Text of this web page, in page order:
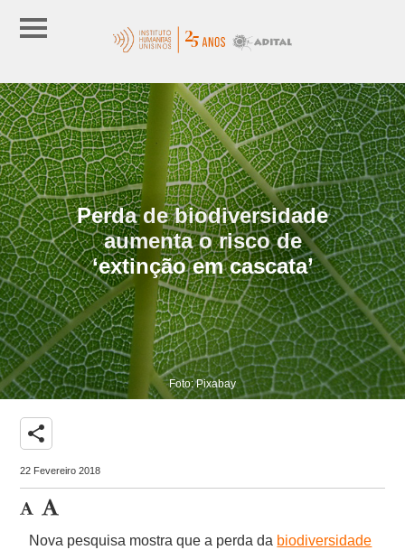
Perda de biodiversidade
aumenta o risco de
‘extinção em cascata’
Foto: Pixabay
share
22 Fevereiro 2018
Nova pesquisa mostra que a perda da biodiversidade